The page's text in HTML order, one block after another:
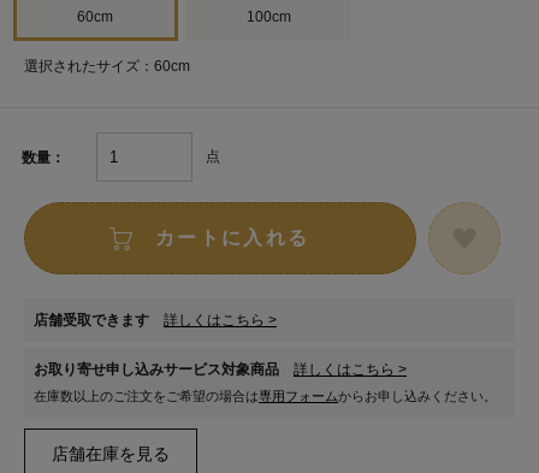
60cm 100cm
選択されたサイズ：60cm
数量： 点
カートに入れる
店舗受取できます 詳しくはこちら >
お取り寄せ申し込みサービス対象商品 詳しくはこちら >
在庫数以上のご注文をご希望の場合は専用フォームからお申し込みください。